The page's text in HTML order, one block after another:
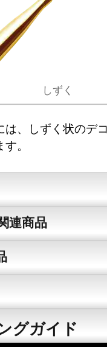
しずく
は、しずく状のデ
。
連商品
グガイド